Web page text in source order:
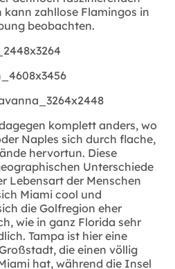
zahllose Flamingos in
beobachten.
komplett anders, wo
Naples sich durch flache,
hervortun. Diese
Unterschiede
Lebensart der Menschen
Miami cool und
die Golfregion eher
wie in ganz Florida sehr
Tampa ist hier eine
die einen völlig
hat, während die Insel